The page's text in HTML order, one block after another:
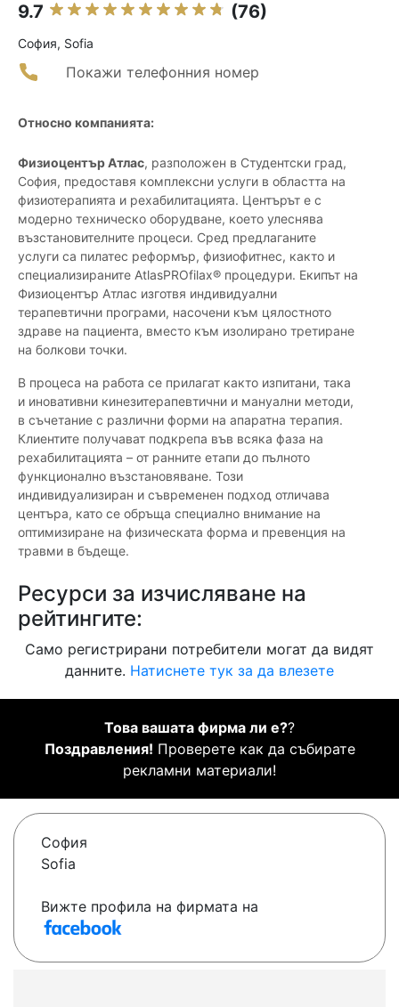
9.7 (76)
София, Sofia
Покажи телефонния номер
Относно компанията:
Физиоцентър Атлас, разположен в Студентски град,
София, предоставя комплексни услуги в областта на
физиотерапията и рехабилитацията. Центърът е с
модерно техническо оборудване, което улеснява
възстановителните процеси. Сред предлаганите
услуги са пилатес реформър, физиофитнес, както и
специализираните AtlasPROfilax® процедури. Екипът на
Физиоцентър Атлас изготвя индивидуални
терапевтични програми, насочени към цялостното
здраве на пациента, вместо към изолирано третиране
на болкови точки.
В процеса на работа се прилагат както изпитани, така
и иновативни кинезитерапевтични и мануални методи,
в съчетание с различни форми на апаратна терапия.
Клиентите получават подкрепа във всяка фаза на
рехабилитацията – от ранните етапи до пълното
функционално възстановяване. Този
индивидуализиран и съвременен подход отличава
центъра, като се обръща специално внимание на
оптимизиране на физическата форма и превенция на
травми в бъдеще.
Ресурси за изчисляване на
рейтингите:
Само регистрирани потребители могат да видят
данните. Натиснете тук за да влезете
Това вашата фирма ли е??
Поздравления! Проверете как да събирате
рекламни материали!
София
Sofia
Вижте профила на фирмата на